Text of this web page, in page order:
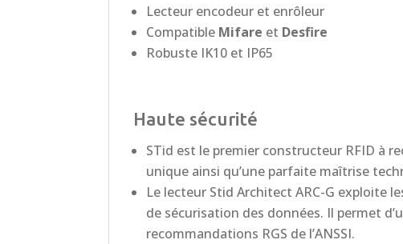
Lecteur encodeur et enrôleur
Compatible Mifare et Desfire
Robuste IK10 et IP65
Haute sécurité
STid est le premier constructeur RFID à
unique ainsi qu’une parfaite maîtrise
Le lecteur Stid Architect ARC-G exploite
de sécurisation des données. Il permet
recommandations RGS de l’ANSSI.